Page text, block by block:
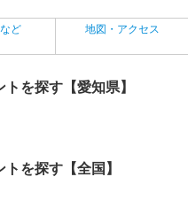
ど 地図・アクセス
を探す【愛知県】
を探す【全国】